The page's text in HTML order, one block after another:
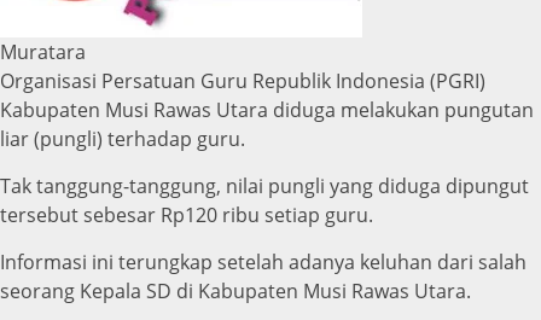
Muratara
Organisasi Persatuan Guru Republik Indonesia (PGRI)
Kabupaten Musi Rawas Utara diduga melakukan pungutan
liar (pungli) terhadap guru.
Tak tanggung-tanggung, nilai pungli yang diduga dipungut
tersebut sebesar Rp120 ribu setiap guru.
Informasi ini terungkap setelah adanya keluhan dari salah
seorang Kepala SD di Kabupaten Musi Rawas Utara.